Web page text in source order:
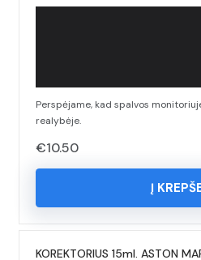
Perspėjame, kad spalvos
realybėje.
€10.50
Į
KOREKTORIUS 15ml. ASTON